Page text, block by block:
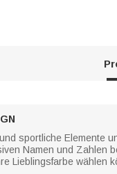
sportliche Elemente
Namen und Zahlen
Lieblingsfarbe wählen